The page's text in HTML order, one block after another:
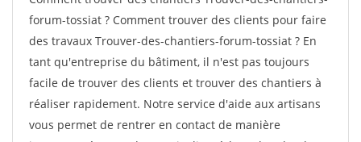
forum-tossiat ? Comment trouver des clients pour faire
des travaux Trouver-des-chantiers-forum-tossiat ? En
tant qu'entreprise du bâtiment, il n'est pas toujours
facile de trouver des clients et trouver des chantiers à
réaliser rapidement. Notre service d'aide aux artisans
vous permet de rentrer en contact de manière